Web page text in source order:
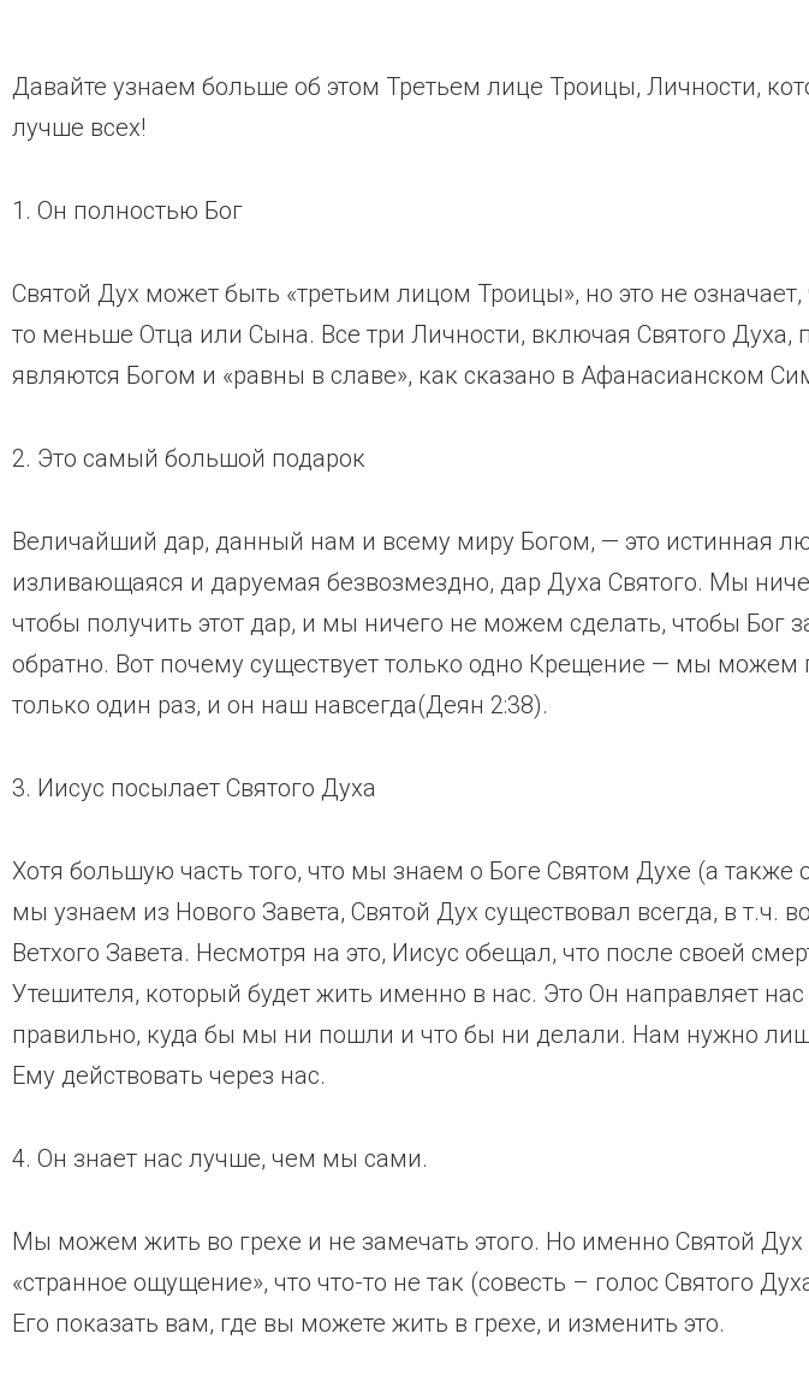
Давайте узнаем больше об этом Третьем лице Троицы, Личности,
лучше всех!
1. Он полностью Бог
Святой Дух может быть «третьим лицом Троицы», но это не
то меньше Отца или Сына. Все три Личности, включая Святого Духа,
являются Богом и «равны в славе», как сказано в Афанасианском
2. Это самый большой подарок
Величайший дар, данный нам и всему миру Богом, — это истинная
изливающаяся и даруемая безвозмездно, дар Духа Святого. Мы
чтобы получить этот дар, и мы ничего не можем сделать, чтобы Бог
обратно. Вот почему существует только одно Крещение — мы можем
только один раз, и он наш навсегда(Деян 2:38).
3. Иисус посылает Святого Духа
Хотя большую часть того, что мы знаем о Боге Святом Духе (а также
мы узнаем из Нового Завета, Святой Дух существовал всегда, в т.ч.
Ветхого Завета. Несмотря на это, Иисус обещал, что после своей
Утешителя, который будет жить именно в нас. Это Он направляет нас
правильно, куда бы мы ни пошли и что бы ни делали. Нам нужно
Ему действовать через нас.
4. Он знает нас лучше, чем мы сами.
Мы можем жить во грехе и не замечать этого. Но именно Святой Дух
«странное ощущение», что что-то не так (совесть – голос Святого
Его показать вам, где вы можете жить в грехе, и изменить это.